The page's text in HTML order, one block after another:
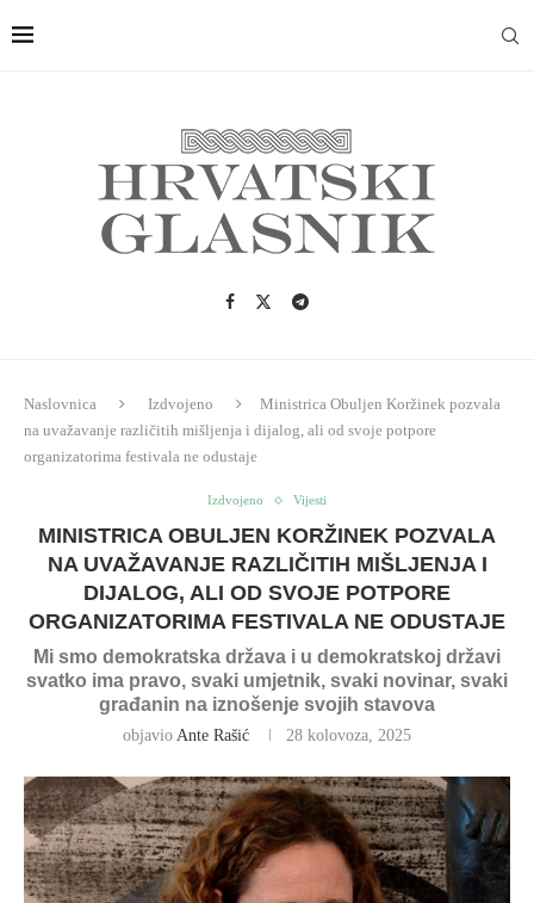
Naslovnica Izdvojeno
Ministrica Obuljen Koržinek pozvala
na uvažavanje različitih mišljenja i dijalog, ali od svoje potpore
organizatorima festivala ne odustaje
Izdvojeno Vijesti
MINISTRICA OBULJEN KORŽINEK POZVALA
NA UVAŽAVANJE RAZLIČITIH MIŠLJENJA I
DIJALOG, ALI OD SVOJE POTPORE
ORGANIZATORIMA FESTIVALA NE ODUSTAJE
Mi smo demokratska država i u demokratskoj državi
svatko ima pravo, svaki umjetnik, svaki novinar, svaki
građanin na iznošenje svojih stavova
objavio Ante Rašić 28 kolovoza, 2025